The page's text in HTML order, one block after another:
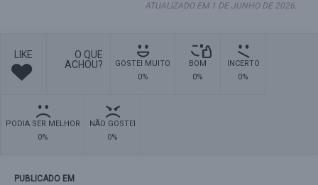
ATUALIZADO EM 1 DE JUNHO DE 2026.
LIKE
O QUE
ACHOU?
GOSTEI MUITO
0%
BOM
0%
INCERTO
0%
PODIA SER MELHOR
0%
NÃO GOSTEI
0%
PUBLICADO EM